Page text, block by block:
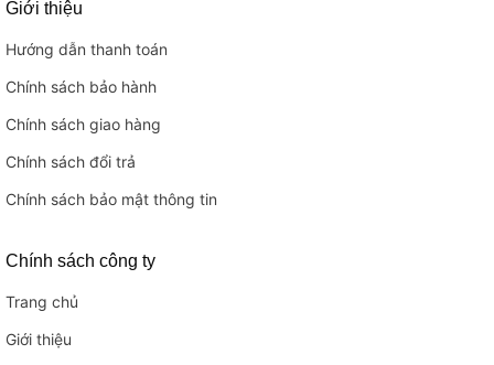
Giới thiệu
Hướng dẫn thanh toán
Chính sách bảo hành
Chính sách giao hàng
Chính sách đổi trả
Chính sách bảo mật thông tin
Chính sách công ty
Trang chủ
Giới thiệu